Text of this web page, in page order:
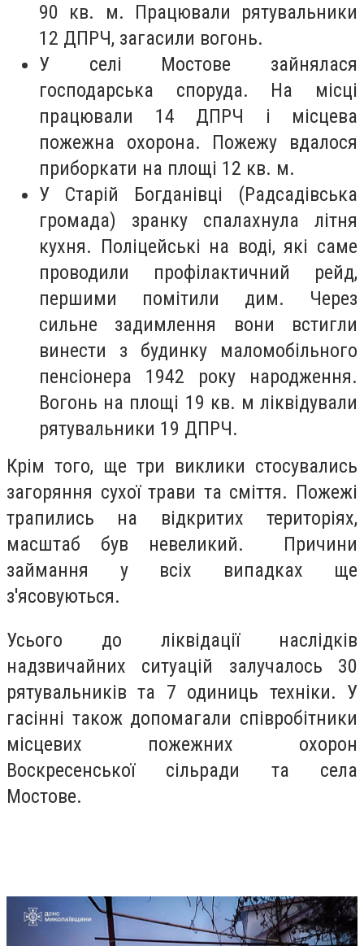
90 кв. м. Працювали рятувальники
12 ДПРЧ, загасили вогонь.
У селі Мостове зайнялася
господарська споруда. На місці
працювали 14 ДПРЧ і місцева
пожежна охорона. Пожежу вдалося
приборкати на площі 12 кв. м.
У Старій Богданівці (Радсадівська
громада) зранку спалахнула літня
кухня. Поліцейські на воді, які саме
проводили профілактичний рейд,
першими помітили дим. Через
сильне задимлення вони встигли
винести з будинку маломобільного
пенсіонера 1942 року народження.
Вогонь на площі 19 кв. м ліквідували
рятувальники 19 ДПРЧ.
Крім того, ще три виклики стосувались
загоряння сухої трави та сміття. Пожежі
трапились на відкритих територіях,
масштаб був невеликий. Причини
займання у всіх випадках ще
з'ясовуються.
Усього до ліквідації наслідків
надзвичайних ситуацій залучалось 30
рятувальників та 7 одиниць техніки. У
гасінні також допомагали співробітники
місцевих пожежних охорон
Воскресенської сільради та села
Мостове.